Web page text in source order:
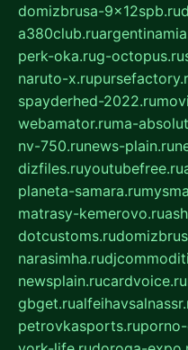
domizbrusa-9x12spb.ru
a380club.ru
perk-oka.rug-octopus.ru
naruto-x.ru
spayderhed-2022.ru
webamator.ruma-
nv-750.runews-plain.ru
dizfiles.ruyoutubefree.ru
planeta-samara.ru
matrasy-kemerovo.ru
dotcustoms.ru
narasimha.ru
newsplain.rucardvoice.ru
gbget.ru
petrovkasports.ru